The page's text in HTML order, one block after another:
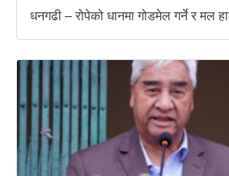
धनगढी – रोपेको धानमा गोडमेल गर्ने र मल